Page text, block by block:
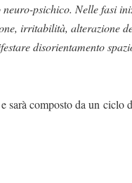
psichico. Nelle fasi
irritabilità, alterazione
disorientamento
composto da un ciclo